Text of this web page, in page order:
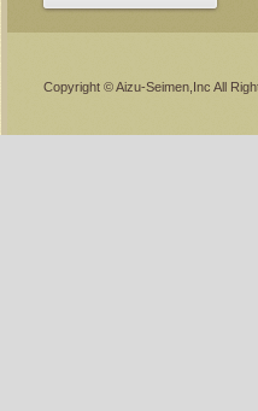
Copyright © Aizu-Seimen,Inc All